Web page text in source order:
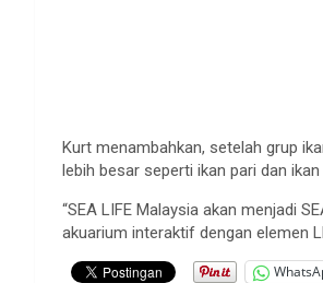
Kurt menambahkan, setelah grup
lebih besar seperti ikan pari dan
“SEA LIFE Malaysia akan menjadi
akuarium interaktif dengan elemen